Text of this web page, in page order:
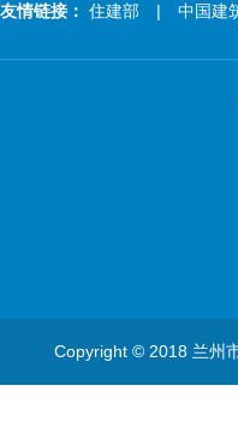
友情链接： 住建部 | 中国建
Copyright © 2018 兰州